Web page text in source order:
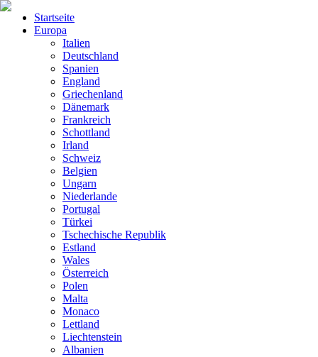
Startseite
Europa
Italien
Deutschland
Spanien
England
Griechenland
Dänemark
Frankreich
Schottland
Irland
Schweiz
Belgien
Ungarn
Niederlande
Portugal
Türkei
Tschechische Republik
Estland
Wales
Österreich
Polen
Malta
Monaco
Lettland
Liechtenstein
Albanien